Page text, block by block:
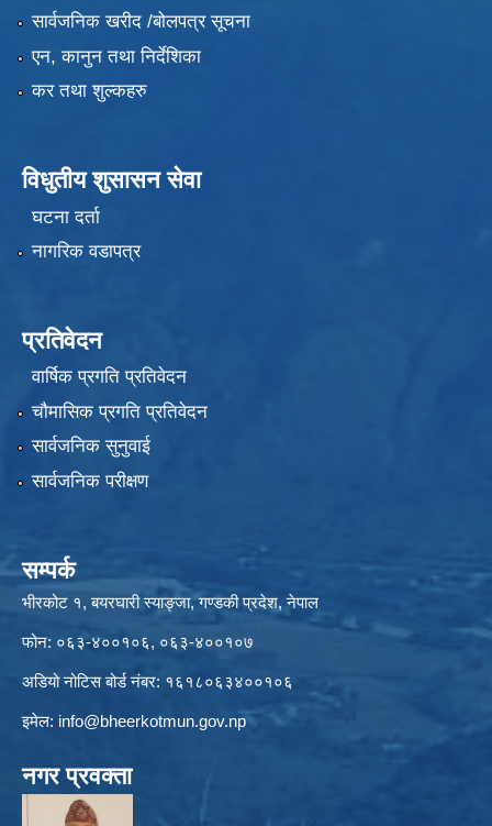
सार्वजनिक खरीद /बोलपत्र सूचना
एन, कानुन तथा निर्देशिका
कर तथा शुल्कहरु
विधुतीय शुसासन सेवा
घटना दर्ता
नागरिक वडापत्र
प्रतिवेदन
वार्षिक प्रगति प्रतिवेदन
चौमासिक प्रगति प्रतिवेदन
सार्वजनिक सुनुवाई
सार्वजनिक परीक्षण
सम्पर्क
भीरकोट १, बयरघारी स्याङ्जा, गण्डकी प्रदेश, नेपाल
फोन: ०६३-४००१०६, ०६३-४००१०७
अडियो नोटिस बोर्ड नंबर: १६१८०६३४००१०६
इमेल: info@bheerkotmun.gov.np
नगर प्रवक्ता